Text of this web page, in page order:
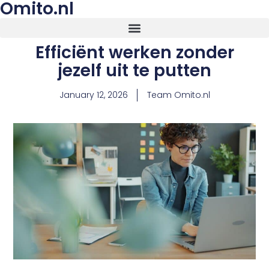
Omito.nl
Efficiënt werken zonder
jezelf uit te putten
January 12, 2026 Team Omito.nl